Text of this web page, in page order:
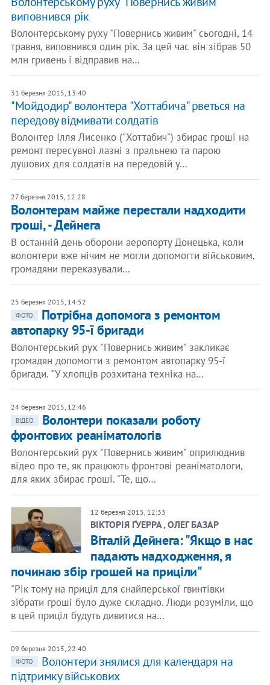
виповнився рік
Волонтерському руху "Повернись живим" сьогодні, 14
травня, виповнився один рік. За цей час він зібрав 50
млн гривень і відправив на…
31 березня 2015, 13:40
"Мойдодир" волонтера "Хоттабича" рветься на
передову відмивати солдатів
Волонтер Ілля Лисенко ("Хоттабич") збирає гроші на
ремонт пересувної лазні з пральнею та парою
душових для солдатів на передовій у…
27 березня 2015, 12:28
Волонтерам майже перестали надходити
гроші, - Дейнега
В останній день оборони аеропорту Донецька, коли
волонтери вже нічим не могли допомогти військовим,
громадяни переказували…
25 березня 2015, 14:52
ФОТО
Потрібна допомога з ремонтом
автопарку 95-ї бригади
Волонтерський рух "Повернись живим" закликає
громадян допомогти з ремонтом автопарку 95-ї
бригади. "У хлопців розхитана техніка на…
24 березня 2015, 12:46
ВІДЕО
Волонтери показали роботу
фронтових реаніматологів
Волонтерський рух "Повернись живим" оприлюднив
відео про те, як працюють фронтові реаніматологи,
для яких збирає гроші. "Те, що…
12 березня 2015, 12:33
ВІКТОРІЯ ҐУЕРРА , ОЛЕГ БАЗАР
Віталій Дейнега: "Якщо в нас
падають надходження, я
починаю збір грошей на приціли"
"Рік тому на приціл для снайперської гвинтівки
зібрати гроші було дуже складно. Люди розуміли, що
в цей приціл будуть дивитися на…
09 березня 2015, 22:40
ФОТО
Волонтери знялися для календаря на
підтримку військових